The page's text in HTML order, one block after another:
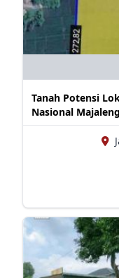
Tanah Potensi
Nasional